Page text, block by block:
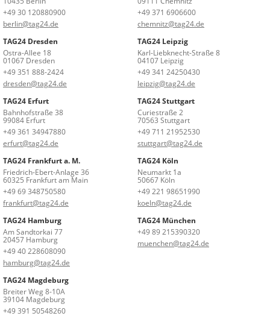
+49 30 120880900
berlin@tag24.de
+49 371 6906600
chemnitz@tag24.de
TAG24 Dresden
Ostra-Allee 18
01067 Dresden
+49 351 888-2424
dresden@tag24.de
TAG24 Leipzig
Karl-Liebknecht-Straße 8
04107 Leipzig
+49 341 24250430
leipzig@tag24.de
TAG24 Erfurt
Bahnhofstraße 38
99084 Erfurt
+49 361 34947880
erfurt@tag24.de
TAG24 Stuttgart
Curiestraße 2
70563 Stuttgart
+49 711 21952530
stuttgart@tag24.de
TAG24 Frankfurt a. M.
Friedrich-Ebert-Anlage 36
60325 Frankfurt am Main
+49 69 348750580
frankfurt@tag24.de
TAG24 Köln
Neumarkt 1a
50667 Köln
+49 221 98651990
koeln@tag24.de
TAG24 Hamburg
Am Sandtorkai 77
20457 Hamburg
+49 40 228608090
hamburg@tag24.de
TAG24 München
+49 89 215390320
muenchen@tag24.de
TAG24 Magdeburg
Breiter Weg 8-10A
39104 Magdeburg
+49 391 50548260